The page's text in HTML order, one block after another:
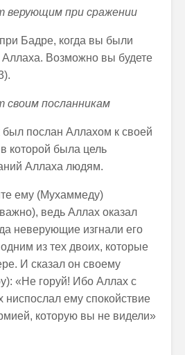
верующим при сражении
Бадре, когда вы были
Возможно вы будете
своим посланникам
послан Аллахом к своей
которой была цель
Аллаха людям.
ему (Мухаммеду)
ведь Аллах оказал
неверующие изгнали его
из тех двоих, которые
И сказал он своему
«Не горуй! Ибо Аллах с
ниспослал ему спокойствие
которую вы не видели»